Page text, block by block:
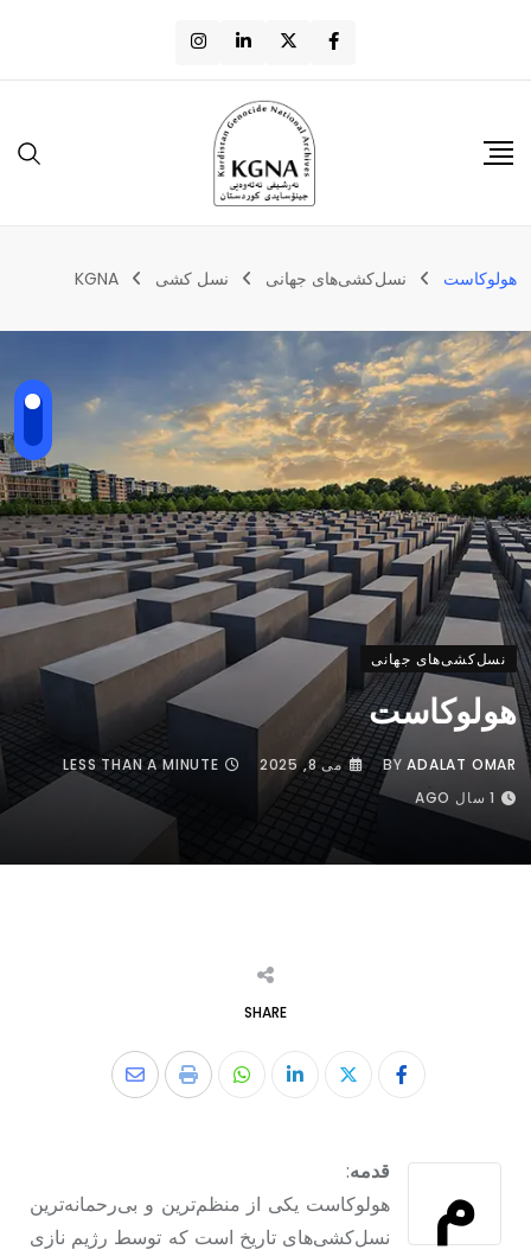
هولوکاست نسل‌کشی‌های جهانی نسل‌ کشی KGNA
نسل‌کشی‌های جهانی
هولوکاست
BYADALAT OMAR می 8, 2025
LESS THAN A MINUTE
1 سال AGO
SHARE
م قدمه:
هولوکاست یکی از منظم‌ترین و بی‌رحمانه‌ترین
نسل‌کشی‌های تاریخ است که توسط رژیم نازی